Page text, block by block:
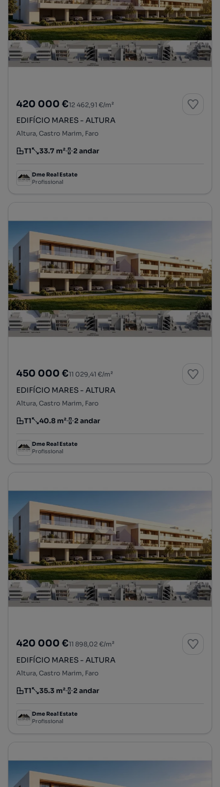
420 000 €12 462,91 €/m²
EDIFÍCIO MARES - ALTURA
Altura, Castro Marim, Faro
Tipologia
T1
Preço por metro quadrado
33.7 m²
Andar 2 andar
Dme Real Estate
Profissional
450 000 €11 029,41 €/m²
EDIFÍCIO MARES - ALTURA
Altura, Castro Marim, Faro
Tipologia
T1
Preço por metro quadrado
40.8 m²
Andar 2 andar
Dme Real Estate
Profissional
420 000 €11 898,02 €/m²
EDIFÍCIO MARES - ALTURA
Altura, Castro Marim, Faro
Tipologia
T1
Preço por metro quadrado
35.3 m²
Andar 2 andar
Dme Real Estate
Profissional